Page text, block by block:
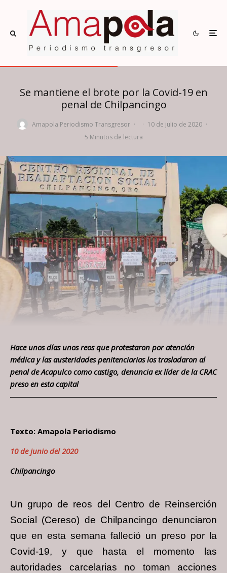
Se mantiene el brote por la Covid-19 en
penal de Chilpancingo
Amapola Periodismo Transgresor · · 10 de julio de 2020 ·
5 Minutos de lectura
Hace unos días unos reos que protestaron por atención
médica y las austeridades penitenciarias los trasladaron al
penal de Acapulco como castigo, denuncia ex líder de la CRAC
preso en esta capital
Texto: Amapola Periodismo
10 de junio del 2020
Chilpancingo
Un grupo de reos del Centro de Reinserción
Social (Cereso) de Chilpancingo denunciaron
que en esta semana falleció un preso por la
Covid-19, y que hasta el momento las
autoridades carcelarias no toman acciones